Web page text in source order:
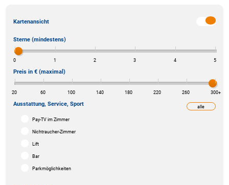
Kartenansicht
Sterne (mindestens)
0 1 2 3 4 5
Preis in € (maximal)
20 60 100 140 180 220 260 300+
alle
Ausstattung, Service, Sport
Pay-TV im Zimmer
Nichtraucher-Zimmer
Lift
Bar
Parkmöglichkeiten